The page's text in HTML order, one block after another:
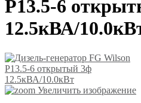
P13.5-6
12.5кВА/
Увеличить изображение